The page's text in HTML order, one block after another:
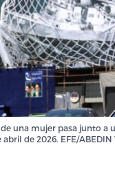
una mujer pasa junto a
abril de 2026. EFE/ABEDIN